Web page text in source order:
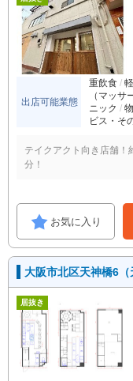
出店可能業態
重飲食
（マッサ
ニック
ビス・そ
テイクアクト向き店舗！
分！
お気に入り
大阪市北区天神橋6
居抜き